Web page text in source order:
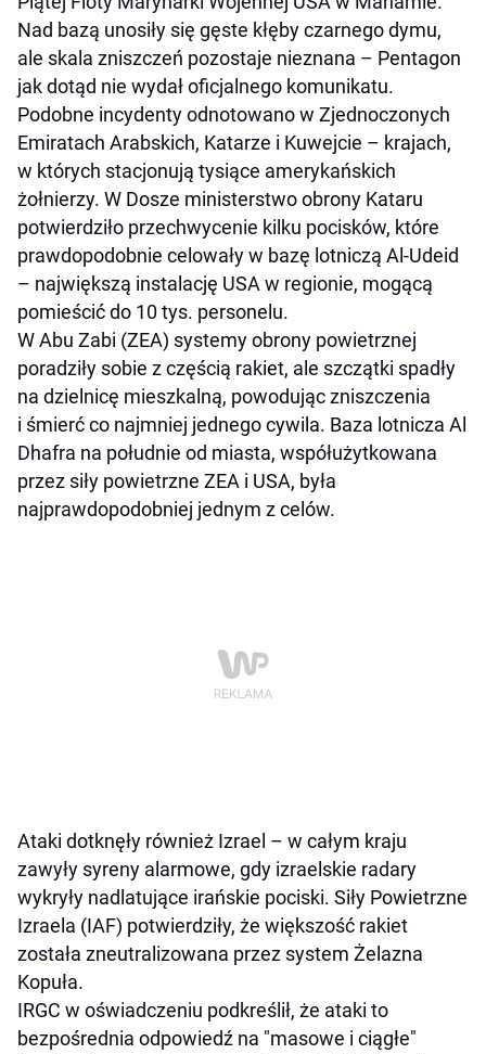
Nad bazą unosiły się gęste kłęby czarnego dymu,
ale skala zniszczeń pozostaje nieznana – Pentagon
jak dotąd nie wydał oficjalnego komunikatu.
Podobne incydenty odnotowano w Zjednoczonych
Emiratach Arabskich, Katarze i Kuwejcie – krajach,
w których stacjonują tysiące amerykańskich
żołnierzy. W Dosze ministerstwo obrony Kataru
potwierdziło przechwycenie kilku pocisków, które
prawdopodobnie celowały w bazę lotniczą Al-Udeid
– największą instalację USA w regionie, mogącą
pomieścić do 10 tys. personelu.
W Abu Zabi (ZEA) systemy obrony powietrznej
poradziły sobie z częścią rakiet, ale szczątki spadły
na dzielnicę mieszkalną, powodując zniszczenia
i śmierć co najmniej jednego cywila. Baza lotnicza Al
Dhafra na południe od miasta, współużytkowana
przez siły powietrzne ZEA i USA, była
najprawdopodobniej jednym z celów.
Ataki dotknęły również Izrael – w całym kraju
zawyły syreny alarmowe, gdy izraelskie radary
wykryły nadlatujące irańskie pociski. Siły Powietrzne
Izraela (IAF) potwierdziły, że większość rakiet
została zneutralizowana przez system Żelazna
Kopuła.
IRGC w oświadczeniu podkreślił, że ataki to
bezpośrednia odpowiedź na "masowe i ciągłe"